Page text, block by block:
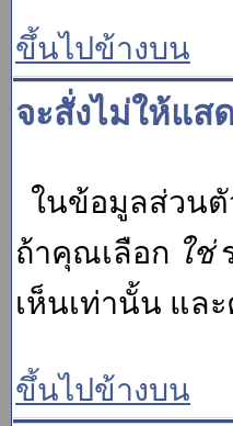
ขึ้นไปข้างบน
จะสั่งไม่ให้แส
ในข้อมูลส่วน
ถ้าคุณเลือก ใช่
เห็นเท่านั้น แล
ขึ้นไปข้างบน